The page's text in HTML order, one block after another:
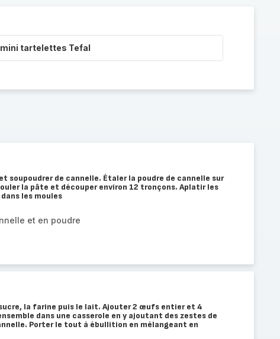
mini tartelettes Tefal
soupoudrer de cannelle. Étaler la poudre de cannelle sur
la pâte et découper environ 12 tronçons. Aplatir les
les moules
et en poudre
la farine puis le lait. Ajouter 2 œufs entier et 4
dans une casserole en y ajoutant des zestes de
Porter le tout à ébullition en mélangeant en